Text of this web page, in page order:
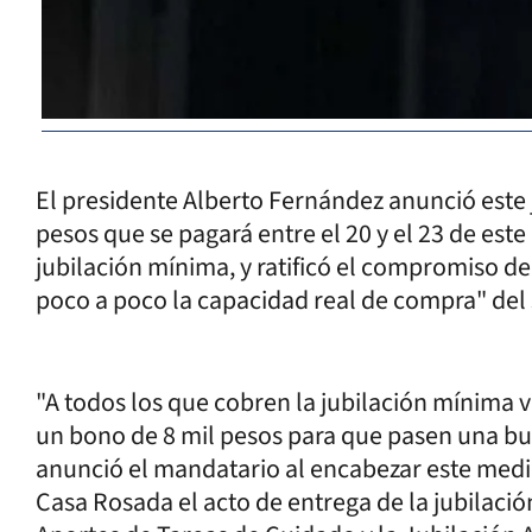
El presidente Alberto Fernández anunció
pesos que se pagará entre el 20 y el 23 de
jubilación mínima, y ratificó el compromiso
poco a poco la capacidad real de compra"
"A todos los que cobren la jubilación mínima
un bono de 8 mil pesos para que pasen una
anunció el mandatario al encabezar este
Casa Rosada el acto de entrega de la